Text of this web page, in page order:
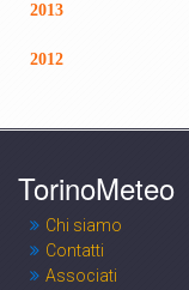
2013
2012
TorinoMeteo
Chi siamo
Contatti
Associati